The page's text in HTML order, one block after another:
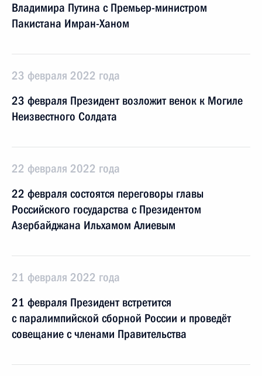
Владимира Путина с Премьер-министром
Пакистана Имран-Ханом
23 февраля 2022 года
23 февраля Президент возложит венок к Могиле
Неизвестного Солдата
22 февраля 2022 года
22 февраля состоятся переговоры главы
Российского государства с Президентом
Азербайджана Ильхамом Алиевым
21 февраля 2022 года
21 февраля Президент встретится
с паралимпийской сборной России и проведёт
совещание с членами Правительства